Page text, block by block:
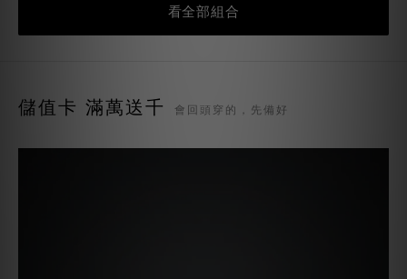
看全部組合
儲值卡 滿萬送千 會回頭穿的，先備好